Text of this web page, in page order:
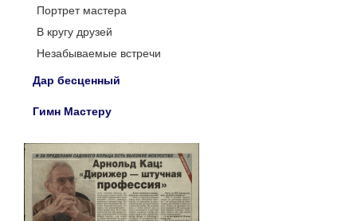
Портрет мастера
В кругу друзей
Незабываемые встречи
Дар бесценный
Гимн Мастеру